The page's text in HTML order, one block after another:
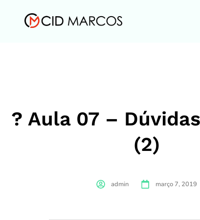
? Aula 07 –
(2)
admin março 7, 2019